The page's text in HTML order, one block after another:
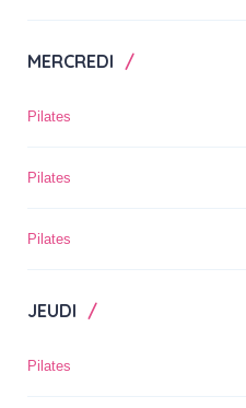
MERCREDI
Pilates
Pilates
Pilates
JEUDI
Pilates